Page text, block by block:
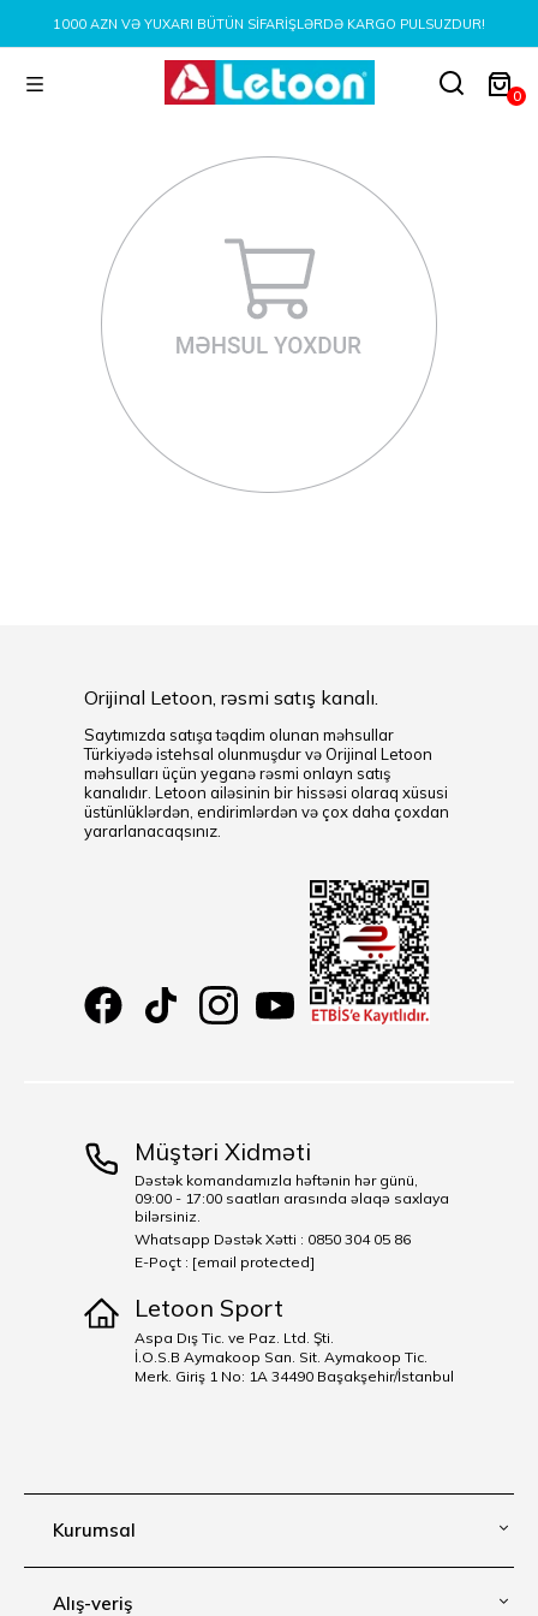
1000 AZN VƏ YUXARI BÜTÜN SIFARIŞLƏRDƏ KARGO PULSUZDUR!
0
Orijinal Letoon, rəsmi satış kanalı.
Saytımızda satışa təqdim olunan məhsullar
Türkiyədə istehsal olunmuşdur və Orijinal Letoon
məhsulları üçün yeganə rəsmi onlayn satış
kanalıdır. Letoon ailəsinin bir hissəsi olaraq xüsusi
üstünlüklərdən, endirimlərdən və çox daha çoxdan
yararlanacaqsınız.
Kurumsal
Alış-veriş
Müştəri Xidməti
Dəstək komandamızla həftənin hər günü,
09:00 - 17:00 saatları arasında əlaqə saxlaya
bilərsiniz.
Whatsapp Dəstək Xətti : 0850 304 05 86
E-Poçt : [email protected]
Letoon Sport
Aspa Dış Tic. ve Paz. Ltd. Şti.
İ.O.S.B Aymakoop San. Sit. Aymakoop Tic.
Merk. Giriş 1 No: 1A 34490 Başakşehir/İstanbul